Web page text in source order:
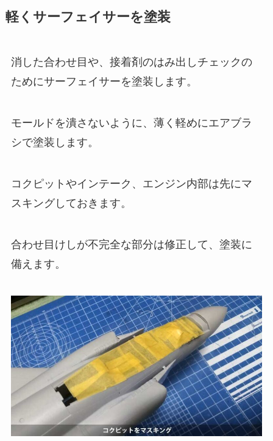
軽くサーフェイサーを塗装
消した合わせ目や、接着剤のはみ出しチェックの
ためにサーフェイサーを塗装します。
モールドを潰さないように、薄く軽めにエアブラ
シで塗装します。
コクピットやインテーク、エンジン内部は先にマ
スキングしておきます。
合わせ目けしが不完全な部分は修正して、塗装に
備えます。